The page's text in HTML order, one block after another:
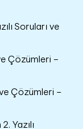
Soruları ve
Çözümleri –
ve Çözümleri –
Yazılı